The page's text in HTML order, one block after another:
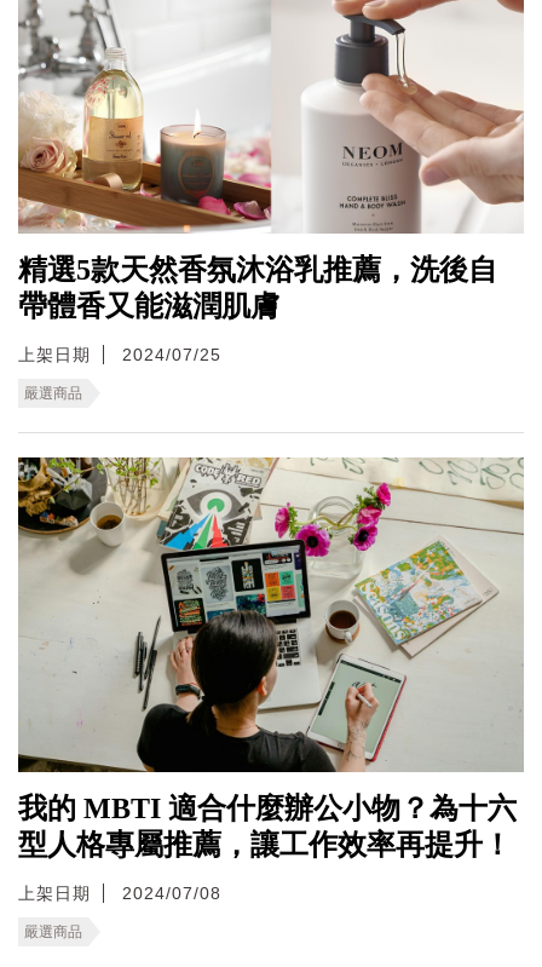
精選5款天然香氛沐浴乳推薦，洗後自
帶體香又能滋潤肌膚
上架日期 2024/07/25
嚴選商品
我的 MBTI 適合什麼辦公小物？為十六
型人格專屬推薦，讓工作效率再提升！
上架日期 2024/07/08
嚴選商品